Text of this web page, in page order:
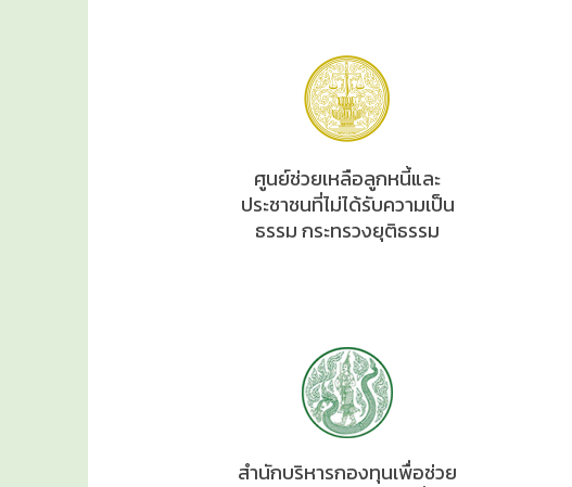
ศูนย์ช่วยเหลือลูกหนี้และ
ประชาชนที่ไม่ได้รับความเป็น
ธรรม กระทรวงยุติธรรม
สำนักบริหารกองทุนเพื่อช่วย